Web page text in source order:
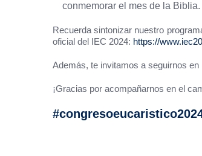
conmemorar el mes de la Biblia.
Recuerda sintonizar nuestro
oficial del IEC 2024: https://
Además, te invitamos a seguirnos
¡Gracias por acompañarnos en el